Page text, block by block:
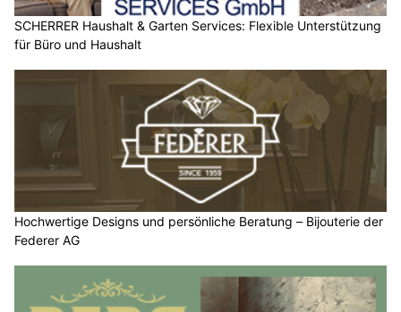
SCHERRER Haushalt & Garten Services: Flexible Unterstützung
für Büro und Haushalt
Hochwertige Designs und persönliche Beratung – Bijouterie der
Federer AG